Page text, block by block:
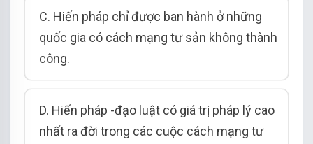
C. Hiến pháp chỉ được ban hành ở những
quốc gia có cách mạng tư sản không thành
công.
D. Hiến pháp -đạo luật có giá trị pháp lý cao
nhất ra đời trong các cuộc cách mạng tư